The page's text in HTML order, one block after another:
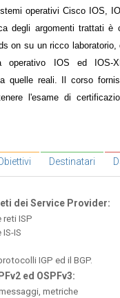
operativi Cisco IOS,
degli argomenti trattati è
on su un ricco
operativo IOS ed IOS-
quelle reali. Il corso
l'esame di
Destinatari
dei Service Provider:
reti ISP
IS-IS
IGP ed il BGP.
ed OSPFv3:
metriche